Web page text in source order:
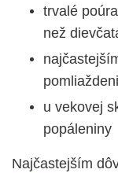
trvalé
než
u vekovej
popáleniny
Najčastejším